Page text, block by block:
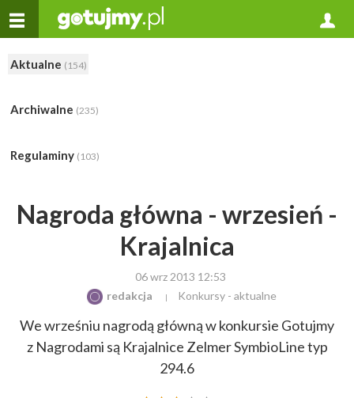
Aktualne (154)
Archiwalne (235)
Regulaminy (103)
Nagroda główna - wrzesień -
Krajalnica
06 wrz 2013 12:53
redakcja
Konkursy - aktualne
We wrześniu nagrodą główną w konkursie Gotujmy
z Nagrodami są Krajalnice Zelmer SymbioLine typ
294.6